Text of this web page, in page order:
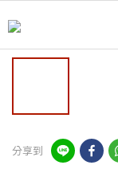
分享到